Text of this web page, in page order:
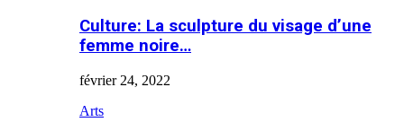
Culture: La sculpture du visage d’une
femme noire…
février 24, 2022
Arts